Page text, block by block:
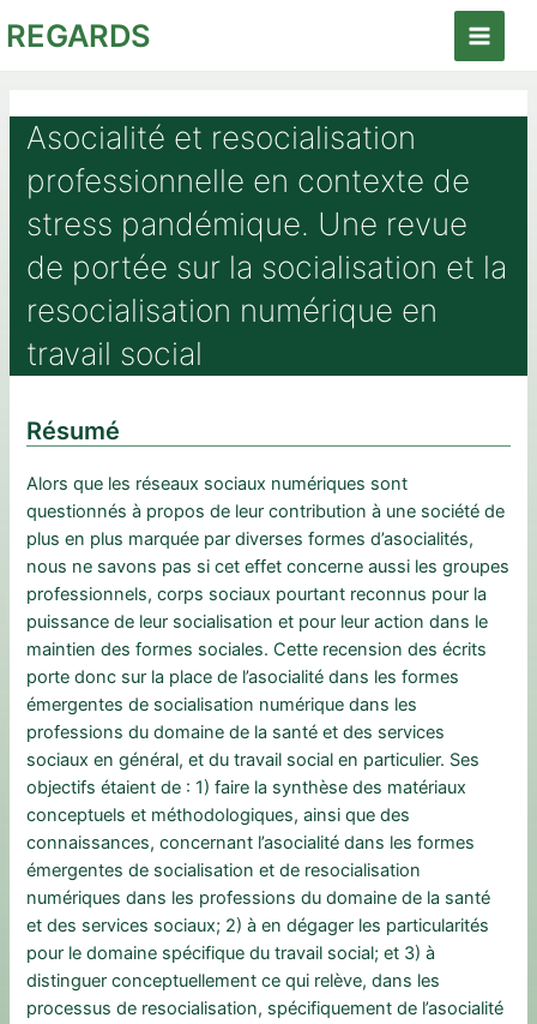
auREGARDS
Main
Asocialité et resocialisation
professionnelle en contexte de
stress pandémique. Une revue
de portée sur la socialisation et la
resocialisation numérique en
travail social
Résumé
Alors que les réseaux sociaux numériques sont
questionnés à propos de leur contribution à une société de
plus en plus marquée par diverses formes d’asocialités,
nous ne savons pas si cet effet concerne aussi les groupes
professionnels, corps sociaux pourtant reconnus pour la
puissance de leur socialisation et pour leur action dans le
maintien des formes sociales. Cette recension des écrits
porte donc sur la place de l’asocialité dans les formes
émergentes de socialisation numérique dans les
professions du domaine de la santé et des services
sociaux en général, et du travail social en particulier. Ses
objectifs étaient de : 1) faire la synthèse des matériaux
conceptuels et méthodologiques, ainsi que des
connaissances, concernant l’asocialité dans les formes
émergentes de socialisation et de resocialisation
numériques dans les professions du domaine de la santé
et des services sociaux; 2) à en dégager les particularités
pour le domaine spécifique du travail social; et 3) à
distinguer conceptuellement ce qui relève, dans les
processus de resocialisation, spécifiquement de l’asocialité